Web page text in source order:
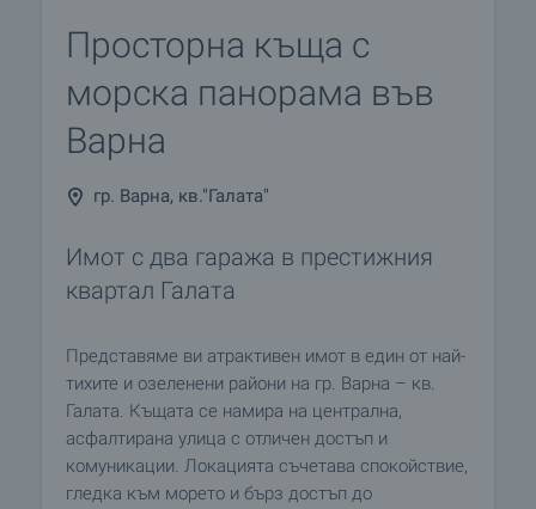
Просторна къща с
морска панорама във
Варна
гр. Варна, кв."Галата"
Имот с два гаража в престижния
квартал Галата
Представяме ви атрактивен имот в един от най-
тихите и озеленени райони на гр. Варна – кв.
Галата. Къщата се намира на централна,
асфалтирана улица с отличен достъп и
комуникации. Локацията съчетава спокойствие,
гледка към морето и бърз достъп до